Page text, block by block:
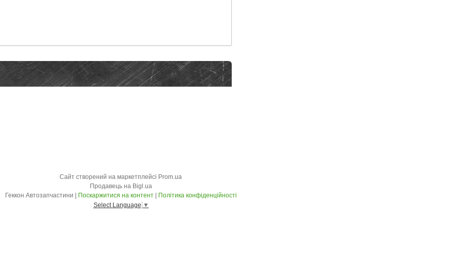
Сайт створений на маркетплейсі Prom.ua
Продавець на Bigl.ua
Поскаржитися на контент
Політика конфіденційності
Select Language ▼